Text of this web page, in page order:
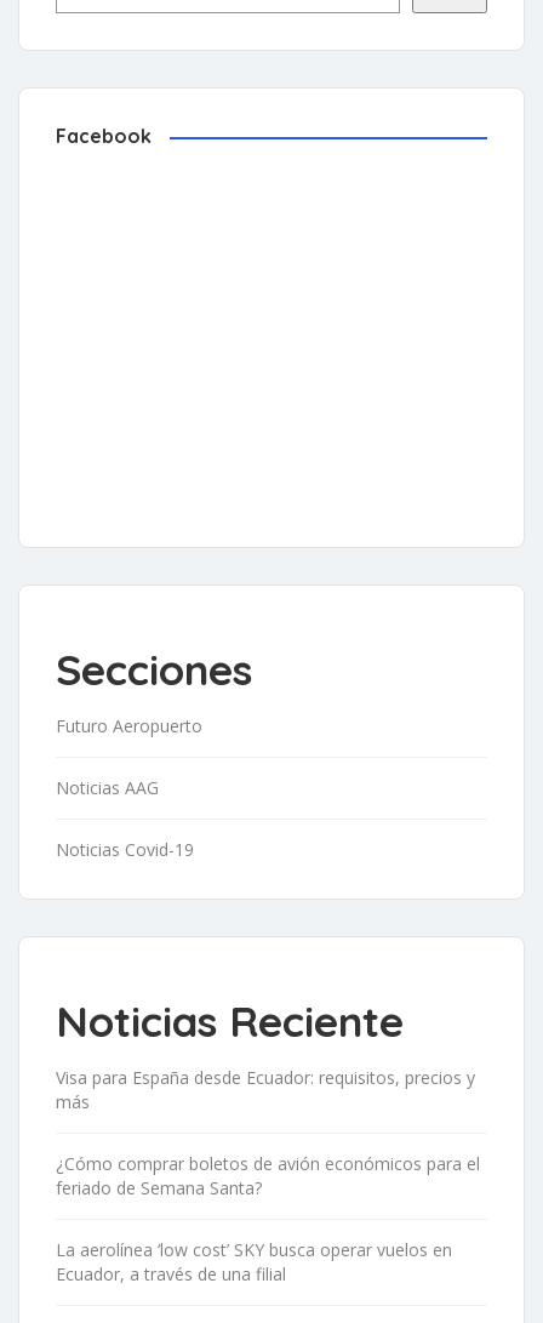
Facebook
Secciones
Futuro Aeropuerto
Noticias AAG
Noticias Covid-19
Noticias Reciente
Visa para España desde Ecuador: requisitos, precios y
más
¿Cómo comprar boletos de avión económicos para el
feriado de Semana Santa?
La aerolínea ‘low cost’ SKY busca operar vuelos en
Ecuador, a través de una filial